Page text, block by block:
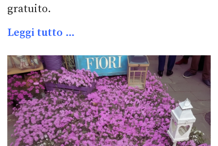
gratuito.
Leggi tutto …